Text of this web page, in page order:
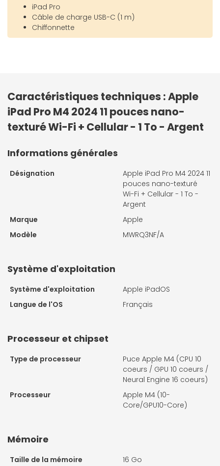
iPad Pro
Câble de charge USB-C (1 m)
Chiffonnette
Caractéristiques techniques : Apple
iPad Pro M4 2024 11 pouces nano-
texturé Wi-Fi + Cellular - 1 To - Argent
Informations générales
Désignation
Apple iPad Pro M4 2024 11
pouces nano-texturé
Wi-Fi + Cellular - 1 To -
Argent
Marque
Apple
Modèle
MWRQ3NF/A
Système d'exploitation
Système d'exploitation
Apple iPadOS
Langue de l'OS
Français
Processeur et chipset
Type de processeur
Puce Apple M4 (CPU 10
coeurs / GPU 10 coeurs /
Neural Engine 16 coeurs)
Processeur
Apple M4 (10-
Core/GPU10-Core)
Mémoire
Taille de la mémoire 16 Go